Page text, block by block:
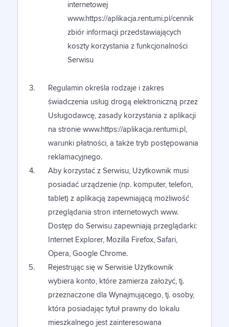
internetowej
www.https://aplikacja.rentumi.pl/cennik
zbiór informacji przedstawiających
koszty korzystania z funkcjonalności
Serwisu
Regulamin określa rodzaje i zakres
świadczenia usług drogą elektroniczną przez
Usługodawcę, zasady korzystania z aplikacji
na stronie www.https://aplikacja.rentumi.pl,
warunki płatności, a także tryb postępowania
reklamacyjnego.
Aby korzystać z Serwisu, Użytkownik musi
posiadać urządzenie (np. komputer, telefon,
tablet) z aplikacją zapewniającą możliwość
przeglądania stron internetowych www.
Dostęp do Serwisu zapewniają przeglądarki:
Internet Explorer, Mozilla Firefox, Safari,
Opera, Google Chrome.
Rejestrując się w Serwisie Użytkownik
wybiera konto, które zamierza założyć, tj.
przeznaczone dla Wynajmującego, tj. osoby,
która posiadając tytuł prawny do lokalu
mieszkalnego jest zainteresowana